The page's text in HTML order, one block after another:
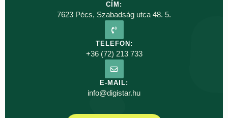
CÍM:
7623 Pécs, Szabadság utca 48. 5.
TELEFON:
+36 (72) 213 733
E-MAIL:
info@digistar.hu